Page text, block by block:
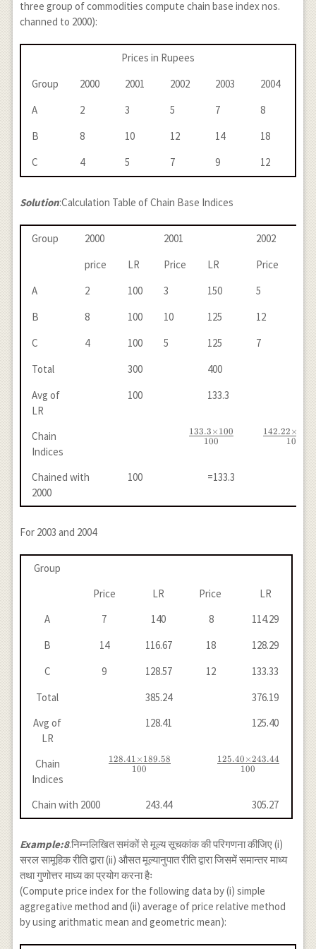
100=170.45
three group of commodities compute chain base index nos.
channed to 2000):
Prices in Rupees
Group
2000 2001 2002 2003
2004
A
2 3 5 7
8
B
8 10 12 14
18
C
4 5 7 9 12
Solution:Calculation Table of Chain Base Indices
Group 2000 2001
2002
price
LR Price LR Price
A
2 100 3 150 5
B
8 100 10 125 12
C
4 100 5 125 7
Total
300 400
Avg of
LR
100 133.3
Chain
Indices
\frac{133.3
100
133.3 × 100
100
142.22 ×
Chained with
2000
100 =133.3
For 2003 and 2004
Group
Price
LR Price
LR
A
7 140 8
114.29
B
14 116.67 18
128.29
C
9 128.57 12
133.33
Total
385.24
376.19
Avg of
LR
128.41 125.40
Chain
Indices
\frac{128.41
{100}
100
128.41 × 189.58
\frac{125.40
{100}
100
125.40 ×243.44
Chain with 2000 243.44 305.27
Example:8.निम्नलिखित समंकों से मूल्य सूचकांक की परिगणना कीजिए (i)
सरल सामूहिक रीति द्वारा (ii) औसत मूल्यानुपात रीति द्वारा जिसमें समान्तर माध्य
तथा गुणोत्तर माध्य का प्रयोग करना हैः
(Compute price index for the following data by (i) simple
aggregative method and (ii) average of price relative method
by using arithmatic mean and geometric mean):